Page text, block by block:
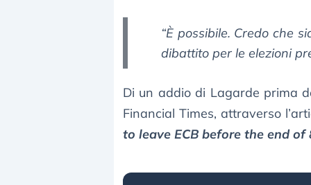
“È possibile. Credo che
dibattito per le elezioni
Di un addio di Lagarde prima
Financial Times, attraverso
to leave ECB before the end